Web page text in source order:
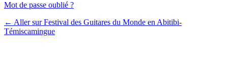
Mot de passe oublié ?
← Aller sur Festival des Guitares du Monde en Abitibi-
Témiscamingue